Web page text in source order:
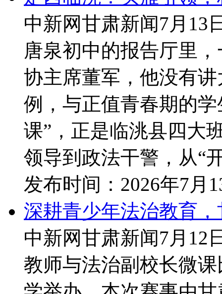
中新网甘肃新闻7月13
唐泉初中的报告厅里
协主席董军，他没有
例，与正值青春期的
课”，正是临洮县四大
领导到政法干警，从“
发布时间： 2026年7月
深耕青少年法治教育
中新网甘肃新闻7月12
教师与法治副校长微